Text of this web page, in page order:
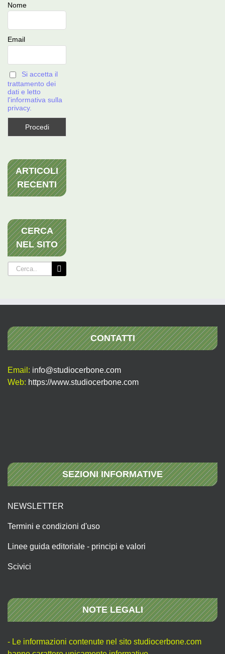
Nome
Email
Si accetta il
trattamento dei
dati e letto
l'informativa sulla
privacy.
ARTICOLI
RECENTI
CERCA
NEL SITO
Cerca
per:
CONTATTI
Email: info@studiocerbone.com
Web: https://www.studiocerbone.com
SEZIONI INFORMATIVE
NEWSLETTER
Termini e condizioni d'uso
Linee guida editoriale - principi e valori
Scivici
NOTE LEGALI
- Le informazioni contenute nel sito studiocerbone.com